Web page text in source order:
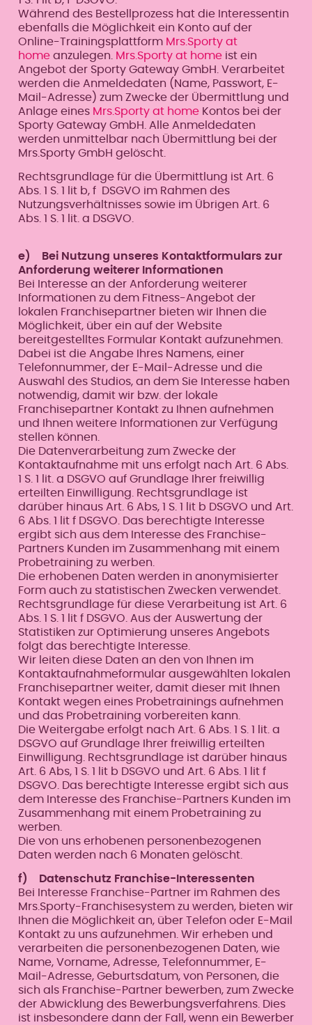
Während des Bestellprozess hat die Interessentin
ebenfalls die Möglichkeit ein Konto auf der
Online-Trainingsplattform Mrs.Sporty at
homeanzulegen. Mrs.Sporty at homeist ein
Angebot der Sporty Gateway GmbH. Verarbeitet
werden die Anmeldedaten (Name, Passwort, E-
Mail-Adresse) zum Zwecke der Übermittlung und
Anlage eines Mrs.Sporty at homeKontos bei der
Sporty Gateway GmbH. Alle Anmeldedaten
werden unmittelbar nach Übermittlung bei der
Mrs.Sporty GmbH gelöscht.
Rechtsgrundlage für die Übermittlung ist Art. 6
Abs. 1 S. 1 lit b, f DSGVO im Rahmen des
Nutzungsverhältnisses sowie im Übrigen Art. 6
Abs. 1 S. 1 lit. a DSGVO.
e) Bei Nutzung unseres Kontaktformulars zur
Anforderung weiterer Informationen
Bei Interesse an der Anforderung weiterer
Informationen zu dem Fitness-Angebot der
lokalen Franchisepartner bieten wir Ihnen die
Möglichkeit, über ein auf der Website
bereitgestelltes Formular Kontakt aufzunehmen.
Dabei ist die Angabe Ihres Namens, einer
Telefonnummer, der E-Mail-Adresse und die
Auswahl des Studios, an dem Sie Interesse haben
notwendig, damit wir bzw. der lokale
Franchisepartner Kontakt zu Ihnen aufnehmen
und Ihnen weitere Informationen zur Verfügung
stellen können.
Die Datenverarbeitung zum Zwecke der
Kontaktaufnahme mit uns erfolgt nach Art. 6 Abs.
1 S. 1 lit. a DSGVO auf Grundlage Ihrer freiwillig
erteilten Einwilligung. Rechtsgrundlage ist
darüber hinaus Art. 6 Abs, 1 S. 1 lit b DSGVO und Art.
6 Abs. 1 lit f DSGVO. Das berechtigte Interesse
ergibt sich aus dem Interesse des Franchise-
Partners Kunden im Zusammenhang mit einem
Probetraining zu werben.
Die erhobenen Daten werden in anonymisierter
Form auch zu statistischen Zwecken verwendet.
Rechtsgrundlage für diese Verarbeitung ist Art. 6
Abs. 1 S. 1 lit f DSGVO. Aus der Auswertung der
Statistiken zur Optimierung unseres Angebots
folgt das berechtigte Interesse.
Wir leiten diese Daten an den von Ihnen im
Kontaktaufnahmeformular ausgewählten lokalen
Franchisepartner weiter, damit dieser mit Ihnen
Kontakt wegen eines Probetrainings aufnehmen
und das Probetraining vorbereiten kann.
Die Weitergabe erfolgt nach Art. 6 Abs. 1 S. 1 lit. a
DSGVO auf Grundlage Ihrer freiwillig erteilten
Einwilligung. Rechtsgrundlage ist darüber hinaus
Art. 6 Abs, 1 S. 1 lit b DSGVO und Art. 6 Abs. 1 lit f
DSGVO. Das berechtigte Interesse ergibt sich aus
dem Interesse des Franchise-Partners Kunden im
Zusammenhang mit einem Probetraining zu
werben.
Die von uns erhobenen personenbezogenen
Daten werden nach 6 Monaten gelöscht.
f) Datenschutz Franchise-Interessenten
Bei Interesse Franchise-Partner im Rahmen des
Mrs.Sporty-Franchisesystem zu werden, bieten wir
Ihnen die Möglichkeit an, über Telefon oder E-Mail
Kontakt zu uns aufzunehmen. Wir erheben und
verarbeiten die personenbezogenen Daten, wie
Name, Vorname, Adresse, Telefonnummer, E-
Mail-Adresse, Geburtsdatum, von Personen, die
sich als Franchise-Partner bewerben, zum Zwecke
der Abwicklung des Bewerbungsverfahrens. Dies
ist insbesondere dann der Fall, wenn ein Bewerber